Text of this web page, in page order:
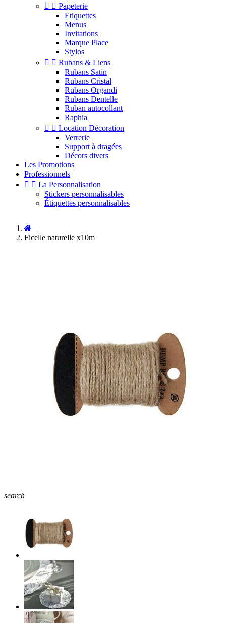
  Papeterie
Etiquettes
Menus
Invitations
Marque Place
Stylos
  Rubans & Liens
Rubans Satin
Rubans Cristal
Rubans Organdi
Rubans Dentelle
Ruban autocollant
Raphia
  Location Décoration
Verrerie
Support à dragées
Décors divers
Les Promotions
Professionnels
  La Personnalisation
Stickers personnalisables
Étiquettes personnalisables
Ficelle naturelle x10m
search